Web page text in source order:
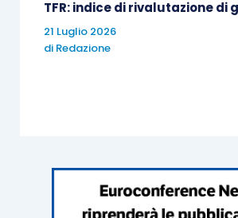
TFR: indice di rivalutazione di
21 Luglio 2026
di Redazione